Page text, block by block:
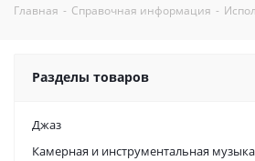
Главная - Справочная информация -
Разделы товаров
Джаз
Камерная и инструментальная музыка